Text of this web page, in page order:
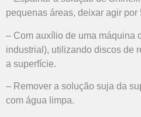
pequenas áreas, deixar agir por
– Com auxílio de uma máquina
industrial), utilizando discos de
a superfície.
– Remover a solução suja da
com água limpa.